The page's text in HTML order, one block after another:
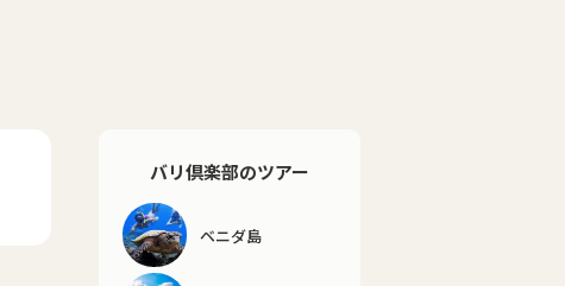
バリ倶楽部のツアー
ベニダ島